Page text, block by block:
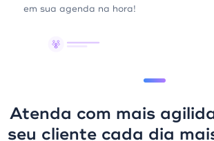
em sua agenda na hora!
Atenda com mais
seu cliente cada dia